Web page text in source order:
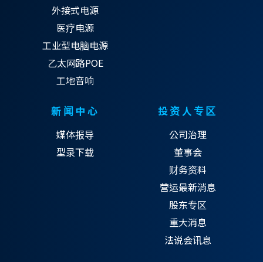
外接式电源
医疗电源
工业型电脑电源
乙太网路POE
工地音响
新闻中心
媒体报导
型录下载
投资人专区
公司治理
董事会
财务资料
营运最新消息
股东专区
重大消息
法说会讯息